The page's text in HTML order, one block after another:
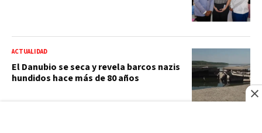
ACTUALIDAD
El Danubio se seca y revela barcos nazis
hundidos hace más de 80 años